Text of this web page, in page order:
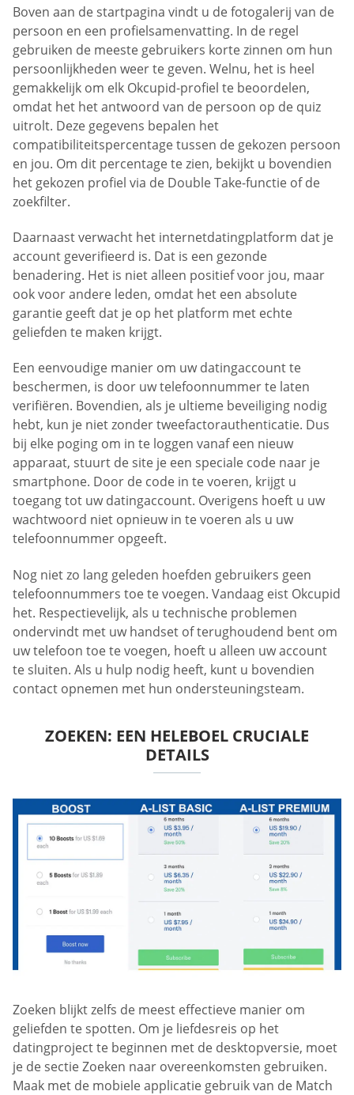
Boven aan de startpagina vindt u de fotogalerij van de
persoon en een profielsamenvatting. In de regel
gebruiken de meeste gebruikers korte zinnen om hun
persoonlijkheden weer te geven. Welnu, het is heel
gemakkelijk om elk Okcupid-profiel te beoordelen,
omdat het het antwoord van de persoon op de quiz
uitrolt. Deze gegevens bepalen het
compatibiliteitspercentage tussen de gekozen persoon
en jou. Om dit percentage te zien, bekijkt u bovendien
het gekozen profiel via de Double Take-functie of de
zoekfilter.
Daarnaast verwacht het internetdatingplatform dat je
account geverifieerd is. Dat is een gezonde
benadering. Het is niet alleen positief voor jou, maar
ook voor andere leden, omdat het een absolute
garantie geeft dat je op het platform met echte
geliefden te maken krijgt.
Een eenvoudige manier om uw datingaccount te
beschermen, is door uw telefoonnummer te laten
verifiëren. Bovendien, als je ultieme beveiliging nodig
hebt, kun je niet zonder tweefactorauthenticatie. Dus
bij elke poging om in te loggen vanaf een nieuw
apparaat, stuurt de site je een speciale code naar je
smartphone. Door de code in te voeren, krijgt u
toegang tot uw datingaccount. Overigens hoeft u uw
wachtwoord niet opnieuw in te voeren als u uw
telefoonnummer opgeeft.
Nog niet zo lang geleden hoefden gebruikers geen
telefoonnummers toe te voegen. Vandaag eist Okcupid
het. Respectievelijk, als u technische problemen
ondervindt met uw handset of terughoudend bent om
uw telefoon toe te voegen, hoeft u alleen uw account
te sluiten. Als u hulp nodig heeft, kunt u bovendien
contact opnemen met hun ondersteuningsteam.
ZOEKEN: EEN HELEBOEL CRUCIALE
DETAILS
Zoeken blijkt zelfs de meest effectieve manier om
geliefden te spotten. Om je liefdesreis op het
datingproject te beginnen met de desktopversie, moet
je de sectie Zoeken naar overeenkomsten gebruiken.
Maak met de mobiele applicatie gebruik van de Match